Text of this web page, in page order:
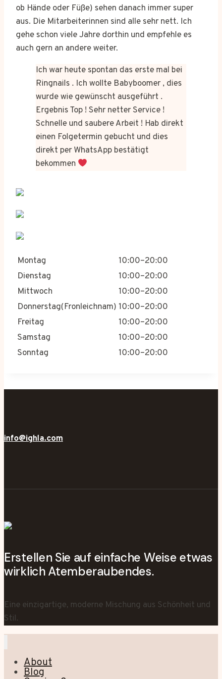
ob Hände oder Füße) sehen danach immer super
aus. Die Mitarbeiterinnen sind alle sehr nett. Ich
gehe schon viele Jahre dorthin und empfehle es
auch gern an andere weiter.
Ich war heute spontan das erste mal bei
Ringnails . Ich wollte Babyboomer , dies
wurde wie gewünscht ausgeführt .
Ergebnis Top ! Sehr netter Service !
Schnelle und saubere Arbeit ! Hab direkt
einen Folgetermin gebucht und dies
direkt per WhatsApp bestätigt
bekommen
Montag
10:00–20:00
Dienstag
10:00–20:00
Mittwoch
10:00–20:00
Donnerstag(Fronleichnam) 10:00–20:00
Freitag
10:00–20:00
Samstag
10:00–20:00
Sonntag
10:00–20:00
info@ighla.com
Erstellen Sie auf einfache Weise etwas
wirklich Atemberaubendes.
Eine einzigartige, moderne Mischung aus Schönheit und
Stil.
About
Blog